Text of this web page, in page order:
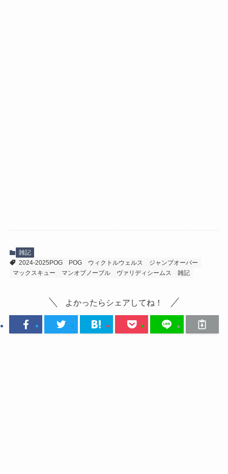
雑記
2024-2025POG
POG ウィクトルウェルス
ジャンプオーバー
マックスキュー
マンオブノーブル ヴァリディシームス 雑記
よかったらシェアしてね！